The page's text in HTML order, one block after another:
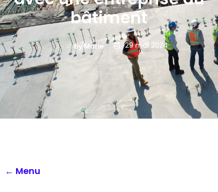
bâtiment
By Marie 29 mai 2024
← Menu